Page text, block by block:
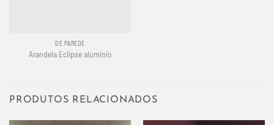
DE PAREDE
Arandela Eclipse alumínio
PRODUTOS RELACIONADOS